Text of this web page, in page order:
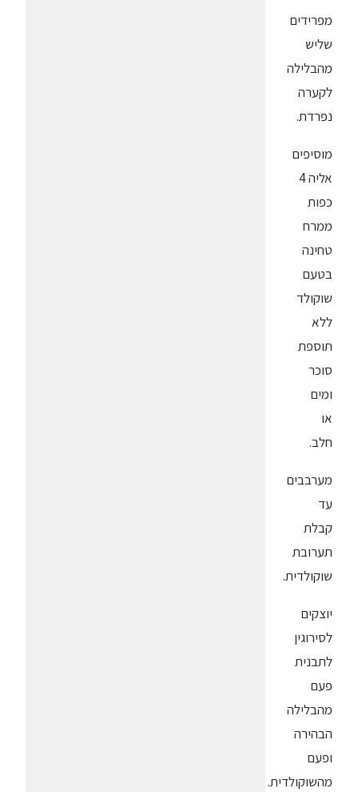
מפרידים
שליש
מהבלילה
לקערה
נפרדת.
מוסיפים
אליה 4
כפות
ממרח
טחינה
בטעם
שוקולד
ללא
תוספת
סוכר
ומים
או
חלב.
מערבבים
עד
קבלת
תערובת
שוקולדית.
יוצקים
לסירוגין
לתבנית
פעם
מהבלילה
הבהירה
ופעם
מהשוקולדית.